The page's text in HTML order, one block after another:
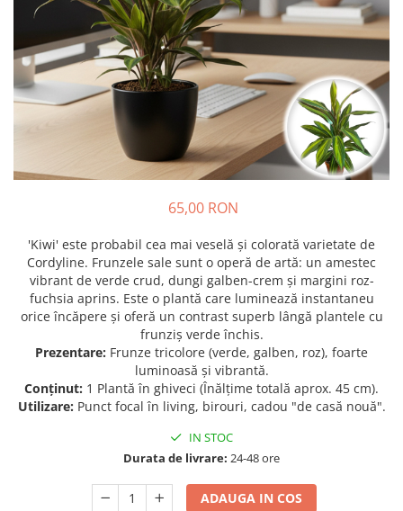
Bulbi de Echinacea
Bulbi de Frezie
Bulbi de Fritillaria
Bulbi de Gaillardia (Kokarda)
Bulbi de Gladiole
Bulbi de Irisi - Stanjenel
Bulbi de Narcise
Bulbi de Ranunculus
Bulbi de Tigridia
Bulbi de Zambile
Bulbi de Zantedeschia
Bulbi Sparaxis
Seminte de Flori
Seminte de Legume/Fructe
Păr - Pyrus communis
Smochini - Ficus carica
Viță de Vie - Vitis
Zmeur - Rubus
65,00 RON
'Kiwi' este probabil cea mai veselă și colorată varietate de
Cordyline. Frunzele sale sunt o operă de artă: un amestec
vibrant de verde crud, dungi galben-crem și margini roz-
fuchsia aprins. Este o plantă care luminează instantaneu
orice încăpere și oferă un contrast superb lângă plantele cu
frunziș verde închis.
Prezentare: Frunze tricolore (verde, galben, roz), foarte
luminoasă și vibrantă.
Conținut: 1 Plantă în ghiveci (Înălțime totală aprox. 45 cm).
Utilizare: Punct focal în living, birouri, cadou "de casă nouă".
IN STOC
Durata de livrare: 24-48 ore
ADAUGA IN COS